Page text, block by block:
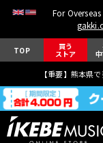
For
TOP 買う
ストア
【重要】熊本県